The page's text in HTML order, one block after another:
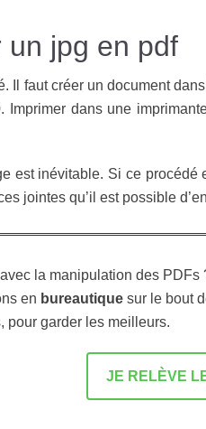
un jpg en pdf
Il faut créer un document
dans une
est inévitable. Si ce
jointes qu’il est possible
la manipulation des PDFs
en bureautique sur le bout
pour garder les meilleurs.
JE RELÈVE